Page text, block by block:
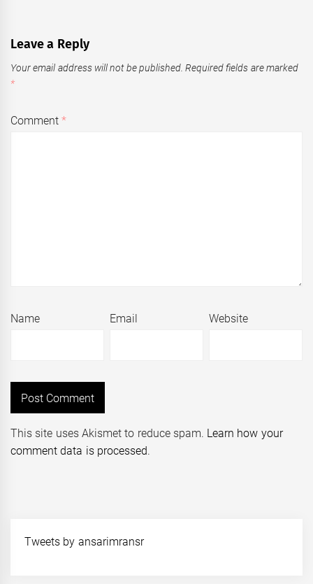
Leave a Reply
Your email address will not be published. Required fields are marked
*
Comment*
Name Email Website
This site uses Akismet to reduce spam. Learn how your
comment data is processed.
Tweets by ansarimransr